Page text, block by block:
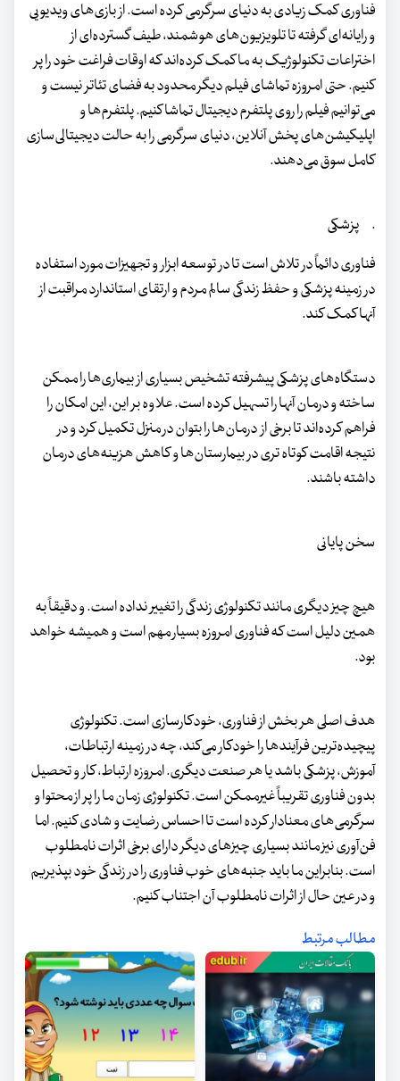
فناوری کمک زیادی به دنیای سرگرمی کرده است. از بازی‌های ویدیویی
و رایانه‌ای گرفته تا تلویزیون‌های هوشمند، طیف گسترده‌ای از
اختراعات تکنولوژیک به ما کمک کرده‌اند که اوقات فراغت خود را پر
کنیم. حتی امروزه تماشای فیلم دیگر محدود به فضای تئاتر نیست و
می‌توانیم فیلم را روی پلتفرم دیجیتال تماشا کنیم. پلتفرم‌ها و
اپلیکیشن‌های پخش آنلاین، دنیای سرگرمی را به حالت دیجیتالی‌سازی
کامل سوق می‌دهند.
· پزشکی
فناوری دائماً در تلاش است تا در توسعه ابزار و تجهیزات مورد استفاده
در زمینه پزشکی و حفظ زندگی سالم مردم و ارتقای استاندارد مراقبت از
آنها کمک کند.
دستگاه‌های پزشکی پیشرفته تشخیص بسیاری از بیماری‌ها را ممکن
ساخته و درمان آنها را تسهیل کرده است. علاوه بر این، این امکان را
فراهم کرده‌اند تا برخی از درمان‌ها را بتوان در منزل تکمیل کرد و در
نتیجه اقامت کوتاه تری در بیمارستان‌ها و کاهش هزینه‌های درمان
داشته باشند.
سخن پایانی
هیچ چیز دیگری مانند تکنولوژی زندگی را تغییر نداده است. و دقیقاً به
همین دلیل است که فناوری امروزه بسیار مهم است و همیشه خواهد
بود.
هدف اصلی هر بخش از فناوری، خودکارسازی است. تکنولوژی
پیچیده‌ترین فرآیندها را خودکار می‌کند، چه در زمینه ارتباطات،
آموزش، پزشکی باشد یا هر صنعت دیگری. امروزه ارتباط، کار و تحصیل
بدون فناوری تقریباً غیرممکن است. تکنولوژی زمان ما را پر از محتوا و
سرگرمی‌های معنادار کرده است تا احساس رضایت و شادی کنیم. اما
فن‌آوری نیز مانند بسیاری چیزهای دیگر دارای برخی اثرات نامطلوب
است. بنابراین ما باید جنبه‌های خوب فناوری را در زندگی خود بپذیریم
و در عین حال از اثرات نامطلوب آن اجتناب کنیم.
مطالب مرتبط